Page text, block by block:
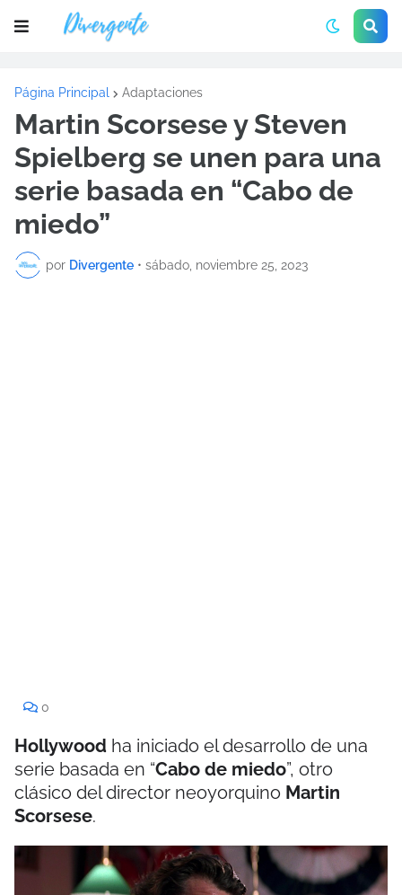
Página Principal Adaptaciones
Martin Scorsese y Steven
Spielberg se unen para una
serie basada en “Cabo de
miedo”
por Divergente • sábado, noviembre 25, 2023
0
Hollywood ha iniciado el desarrollo de una
serie basada en “Cabo de miedo”, otro
clásico del director neoyorquino Martin
Scorsese.